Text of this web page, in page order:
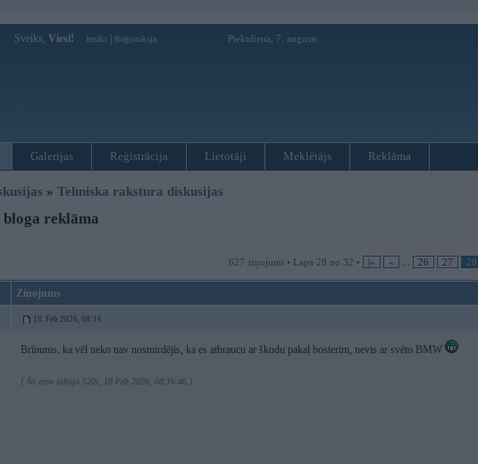
Sveiks, Viesi! Ienākt Reģistrācija Piektdiena, 7. augusts
Galerijas Reģistrācija Lietotāji Meklētājs Reklāma
» Tehniska rakstura diskusijas
reklāma
627 ziņojumi • Lapa 28 no 32 • |« « 26 27 28
Ziņojums
18. Feb 2026, 08:16
Brīnums, ka vēl neko nav nosmirdējis, ka es atbraucu ar škodu pakaļ bosterim, nevis ar svēto BMW
[ Šo ziņu laboja 520i, 18 Feb 2026, 08:16:46 ]